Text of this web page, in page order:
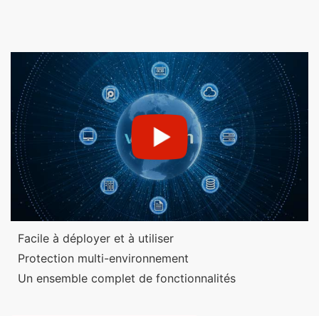
Facile à déployer et à utiliser
Protection multi-environnement
Un ensemble complet de fonctionnalités